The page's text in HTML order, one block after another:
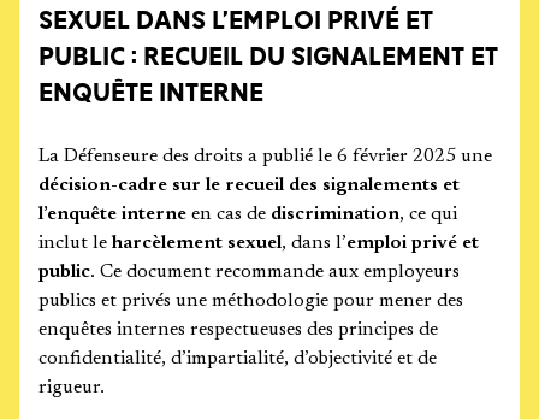
SEXUEL DANS L’EMPLOI PRIVÉ ET
PUBLIC : RECUEIL DU SIGNALEMENT ET
ENQUÊTE INTERNE
La Défenseure des droits a publié le 6 février 2025 une
décision-cadre sur le recueil des signalements et
l’enquête interne en cas de discrimination, ce qui
inclut le harcèlement sexuel, dans l’emploi privé et
public. Ce document recommande aux employeurs
publics et privés une méthodologie pour mener des
enquêtes internes respectueuses des principes de
confidentialité, d’impartialité, d’objectivité et de
rigueur.